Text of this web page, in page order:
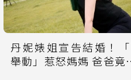
丹妮婊姐宣告結婚！
舉動」惹怒媽媽 爸爸竟